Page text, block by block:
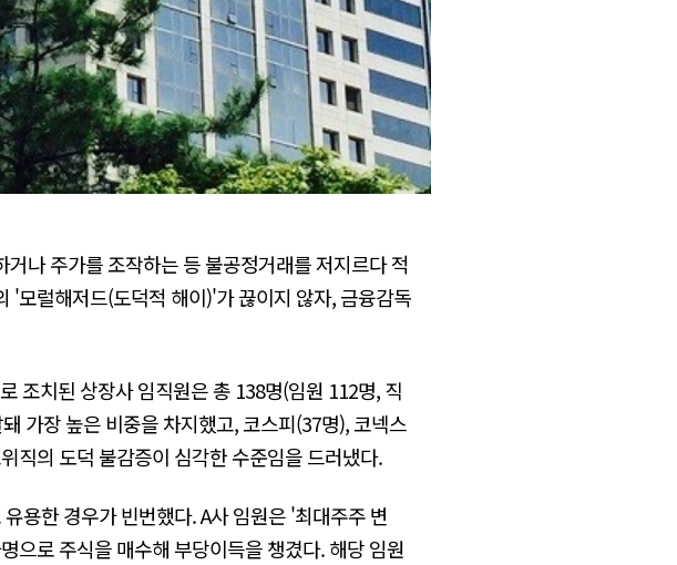
나 주가를 조작하는 등 불공정거래를 저지르다 적
'모럴해저드(도덕적 해이)'가 끊이지 않자, 금융감독
조치된 상장사 임직원은 총 138명(임원 112명, 직
가장 높은 비중을 차지했고, 코스피(37명), 코넥스
직의 도덕 불감증이 심각한 수준임을 드러냈다.
용한 경우가 빈번했다. A사 임원은 '최대주주 변
으로 주식을 매수해 부당이득을 챙겼다. 해당 임원